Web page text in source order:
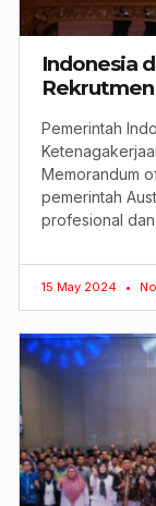
Indonesia
Pemerintah
Memorandum
pemerintah
profesional
15 May 2024